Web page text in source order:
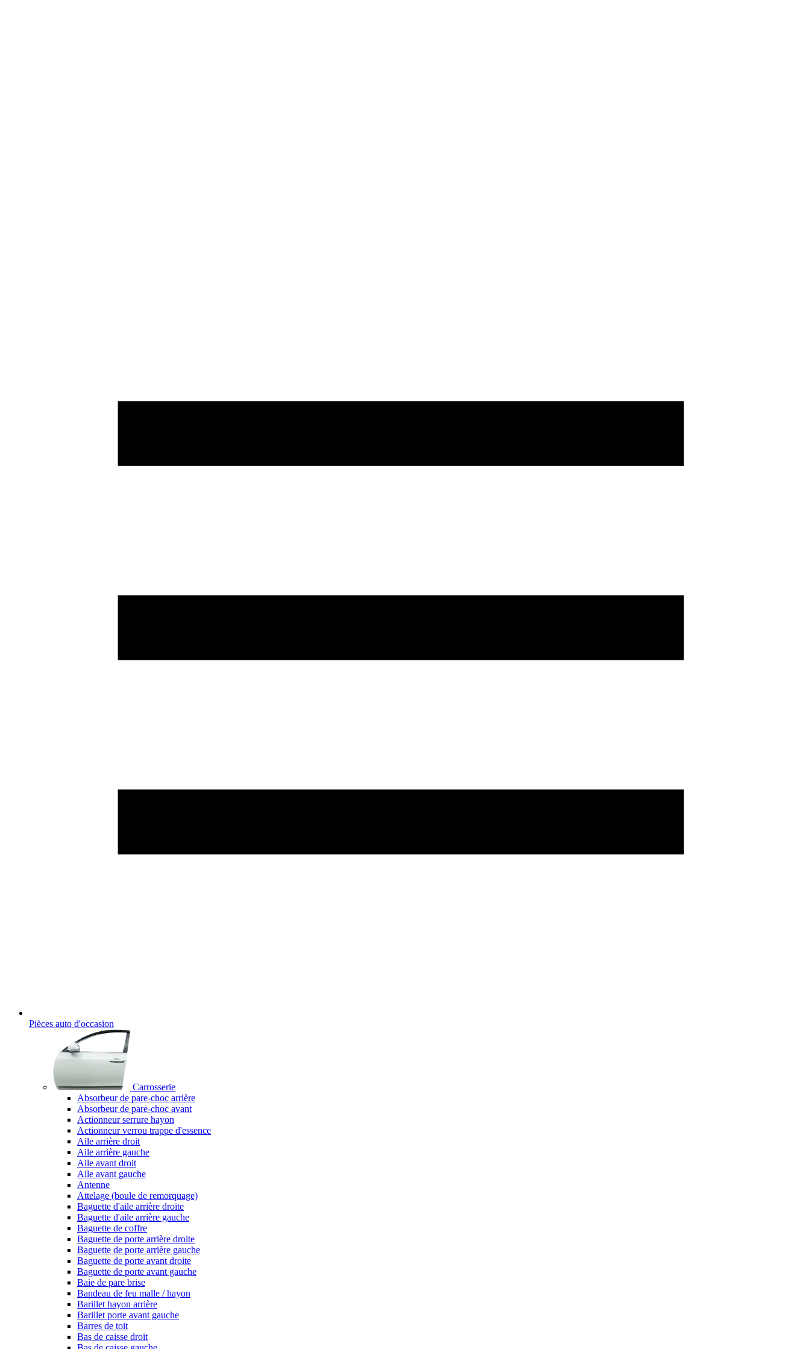
Pièces auto d'occasion
Carrosserie
Absorbeur de pare-choc arrière
Absorbeur de pare-choc avant
Actionneur serrure hayon
Actionneur verrou trappe d'essence
Aile arrière droit
Aile arrière gauche
Aile avant droit
Aile avant gauche
Antenne
Attelage (boule de remorquage)
Baguette d'aile arrière droite
Baguette d'aile arrière gauche
Baguette de coffre
Baguette de porte arrière droite
Baguette de porte arrière gauche
Baguette de porte avant droite
Baguette de porte avant gauche
Baie de pare brise
Bandeau de feu malle / hayon
Barillet hayon arrière
Barillet porte avant gauche
Barres de toit
Bas de caisse droit